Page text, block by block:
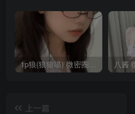
1p狼(狼狼喵) 微密圈/岛遇合集[持续更新2025.08.20]
上一篇